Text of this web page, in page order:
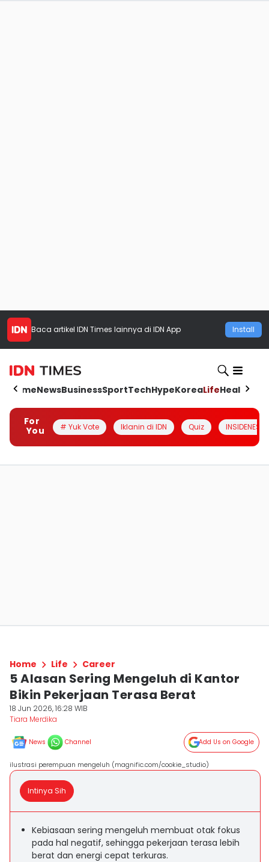
Baca artikel IDN Times lainnya di IDN App Install
HomeNewsBusinessSportTechHypeKoreaLifeHealth
For
You
# Yuk Vote Iklanin di IDN Quiz INSIDENESIA
Home Life Career
5 Alasan Sering Mengeluh di Kantor
Bikin Pekerjaan Terasa Berat
18 Jun 2026, 16:28 WIB
Tiara Merdika
News Channel Add Us on Google
ilustrasi perempuan mengeluh (magnific.com/cookie_studio)
Intinya Sih
Kebiasaan sering mengeluh membuat otak fokus
pada hal negatif, sehingga pekerjaan terasa lebih
berat dan energi cepat terkuras.